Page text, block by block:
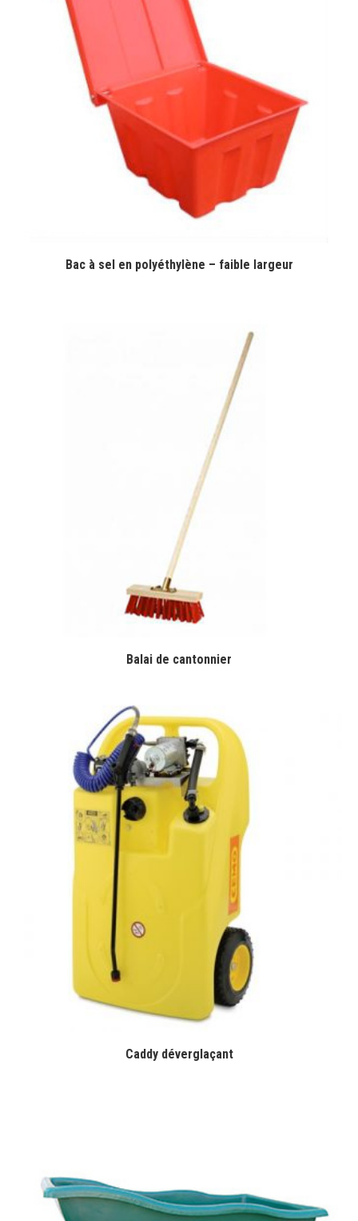
Bac à sel en polyéthylène – faible largeur
Balai de cantonnier
Caddy déverglaçant